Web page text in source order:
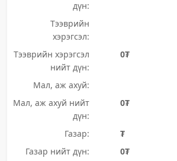
дүн:
Тээврийн
хэрэгсэл:
Тээврийн хэрэгсэл
нийт дүн:
0₮
Мал, аж ахуй:
Мал, аж ахуй нийт
дүн:
0₮
Газар:
₮
Газар нийт дүн:
0₮